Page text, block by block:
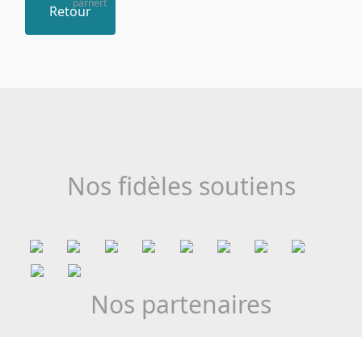
Retour
Nos fidèles soutiens
Nos partenaires